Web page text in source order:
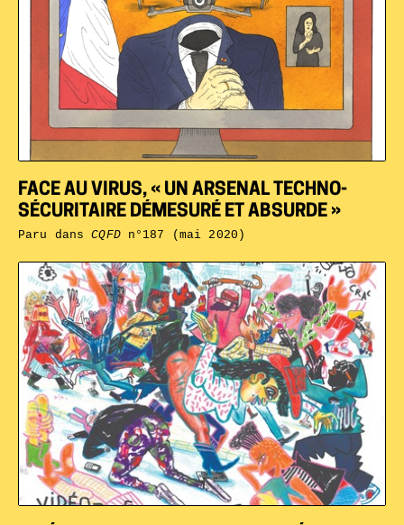
FACE AU VIRUS, « UN ARSENAL TECHNO-
SÉCURITAIRE DÉMESURÉ ET ABSURDE »
Paru dansCQFDn°187 (mai 2020)